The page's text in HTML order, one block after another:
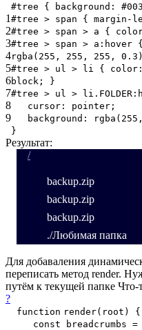
1
2
3
4
5
6
7
8
9
#tree { background : #003
#tree > span { margin-
#tree > span > a {
#tree > span > a:hover
rgba( 255 , 255 , 255 , 0.3
#tree > ul > li { color
block ; }
#tree > ul >
cursor : pointer ;
background : rgba( 255
}
Результат:
/
backup.zip
backup.zip
backup.zip
./Любимая папка
Для добаваления
переписать метод render.
путём к текущей папке Что-
?
function render(root) {
const breadcrumbs =